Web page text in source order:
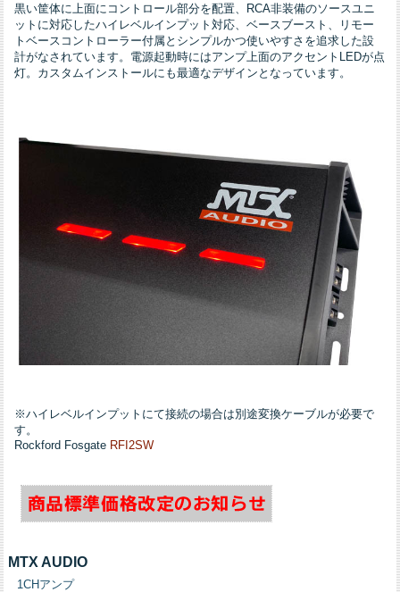
黒い筐体に上面にコントロール部分を配置、RCA非装備のソースユニ
ットに対応したハイレベルインプット対応、ベースブースト、リモー
トベースコントローラー付属とシンプルかつ使いやすさを追求した設
計がなされています。電源起動時にはアンプ上面のアクセントLEDが点
灯。カスタムインストールにも最適なデザインとなっています。
※ハイレベルインプットにて接続の場合は別途変換ケーブルが必要で
す。
Rockford Fosgate RFI2SW
MTX AUDIO
1CHアンプ